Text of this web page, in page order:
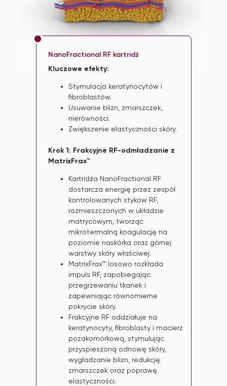
Kluczowe efekty:
Stymulacja keratynocytów i
fibroblastów.
Usuwanie blizn, zmarszczek,
nierówności.
Zwiększenie elastyczności skóry.
Krok 1: Frakcyjne RF-odmładzanie z
MatrixFrax™
Kartridża NanoFractional RF
dostarcza energię przez zespół
kontrolowanych styków RF,
rozmieszczonych w układzie
matrycowym, tworząc
mikrotermalną koagulację na
poziomie naskórka oraz górnej
warstwy skóry właściwej.
MatrixFrax™ losowo rozkłada
impuls RF, zapobiegając
przegrzewaniu tkanek i
zapewniając równomierne
pokrycie skóry.
Frakcyjne RF oddziałuje na
keratynocyty, fibroblasty i macierz
pozakomórkową, stymulując
przyspieszoną odnowę skóry,
wygładzanie blizn, redukcję
zmarszczek oraz poprawę
elastyczności.
NanoFractional RF kartridż